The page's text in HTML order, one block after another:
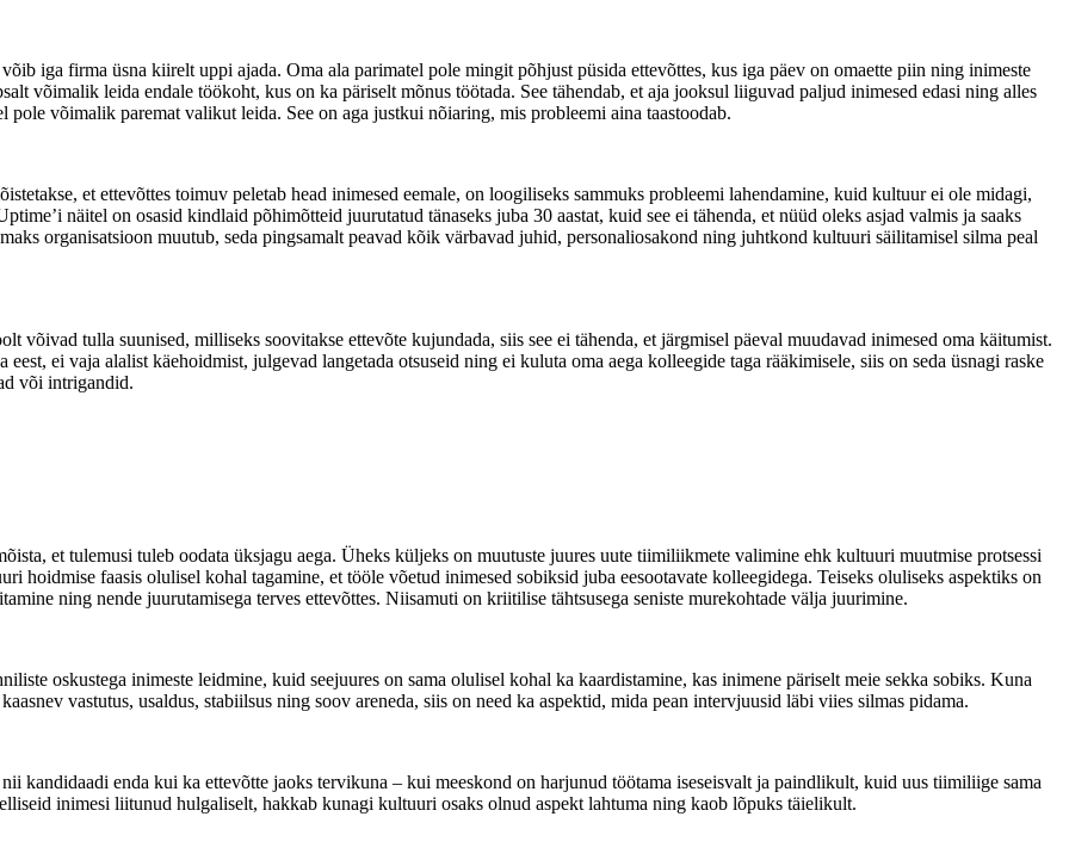
iga firma üsna kiirelt uppi ajada. Oma ala parimatel pole mingit põhjust püsida ettevõttes, kus iga päev on omaette piin ning inimeste
võimalik leida endale töökoht, kus on ka päriselt mõnus töötada. See tähendab, et aja jooksul liiguvad paljud inimesed edasi ning alles
võimalik paremat valikut leida. See on aga justkui nõiaring, mis probleemi aina taastoodab.
et ettevõttes toimuv peletab head inimesed eemale, on loogiliseks sammuks probleemi lahendamine, kuid kultuur ei ole midagi,
näitel on osasid kindlaid põhimõtteid juurutatud tänaseks juba 30 aastat, kuid see ei tähenda, et nüüd oleks asjad valmis ja saaks
organisatsioon muutub, seda pingsamalt peavad kõik värbavad juhid, personaliosakond ning juhtkond kultuuri säilitamisel silma peal
võivad tulla suunised, milliseks soovitakse ettevõte kujundada, siis see ei tähenda, et järgmisel päeval muudavad inimesed oma käitumist.
ei vaja alalist käehoidmist, julgevad langetada otsuseid ning ei kuluta oma aega kolleegide taga rääkimisele, siis on seda üsnagi raske
või intrigandid.
et tulemusi tuleb oodata üksjagu aega. Üheks küljeks on muutuste juures uute tiimiliikmete valimine ehk kultuuri muutmise protsessi
hoidmise faasis olulisel kohal tagamine, et tööle võetud inimesed sobiksid juba eesootavate kolleegidega. Teiseks oluliseks aspektiks on
ning nende juurutamisega terves ettevõttes. Niisamuti on kriitilise tähtsusega seniste murekohtade välja juurimine.
oskustega inimeste leidmine, kuid seejuures on sama olulisel kohal ka kaardistamine, kas inimene päriselt meie sekka sobiks. Kuna
vastutus, usaldus, stabiilsus ning soov areneda, siis on need ka aspektid, mida pean intervjuusid läbi viies silmas pidama.
kandidaadi enda kui ka ettevõtte jaoks tervikuna – kui meeskond on harjunud töötama iseseisvalt ja paindlikult, kuid uus tiimiliige sama
inimesi liitunud hulgaliselt, hakkab kunagi kultuuri osaks olnud aspekt lahtuma ning kaob lõpuks täielikult.